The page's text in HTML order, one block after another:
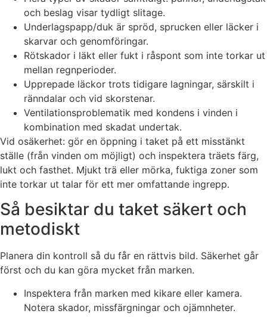
och beslag visar tydligt slitage.
Underlagspapp/duk är spröd, sprucken eller läcker i
skarvar och genomföringar.
Rötskador i läkt eller fukt i råspont som inte torkar ut
mellan regnperioder.
Upprepade läckor trots tidigare lagningar, särskilt i
ränndalar och vid skorstenar.
Ventilationsproblematik med kondens i vinden i
kombination med skadat undertak.
Vid osäkerhet: gör en öppning i taket på ett misstänkt
ställe (från vinden om möjligt) och inspektera träets färg,
lukt och fasthet. Mjukt trä eller mörka, fuktiga zoner som
inte torkar ut talar för ett mer omfattande ingrepp.
Så besiktar du taket säkert och
metodiskt
Planera din kontroll så du får en rättvis bild. Säkerhet går
först och du kan göra mycket från marken.
Inspektera från marken med kikare eller kamera.
Notera skador, missfärgningar och ojämnheter.